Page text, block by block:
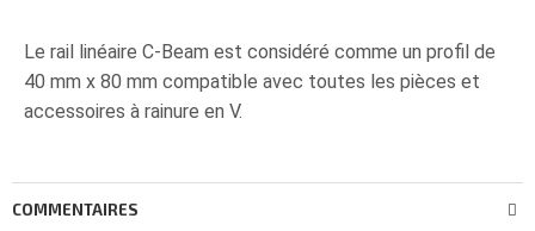
Le rail linéaire C-Beam est considéré comme un profil de
40 mm x 80 mm compatible avec toutes les pièces et
accessoires à rainure en V.
COMMENTAIRES